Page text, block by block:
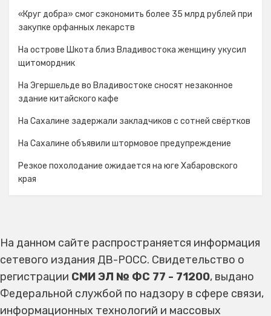
«Круг добра» смог сэкономить более 35 млрд рублей при
закупке орфанных лекарств
На острове Шкота близ Владивостока женщину укусил
щитомордник
На Эгершельде во Владивостоке сносят незаконное
здание китайского кафе
На Сахалине задержали закладчиков с сотней свёртков
На Сахалине объявили штормовое предупреждение
Резкое похолодание ожидается на юге Хабаровского
края
На данном сайте распространяется информация
сетевого издания ДВ-РОСС. Свидетельство о
регистрации СМИ ЭЛ № ФС 77 - 71200, выдано
Федеральной службой по надзору в сфере связи,
информационных технологий и массовых